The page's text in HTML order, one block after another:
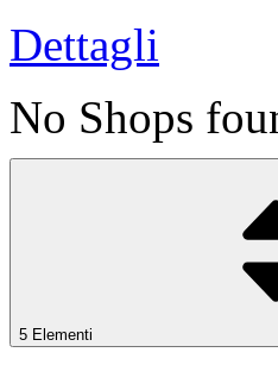
Dettagli
No Shops
5 Elementi